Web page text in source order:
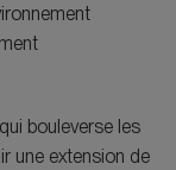
, qui bouleverse les
une extension de